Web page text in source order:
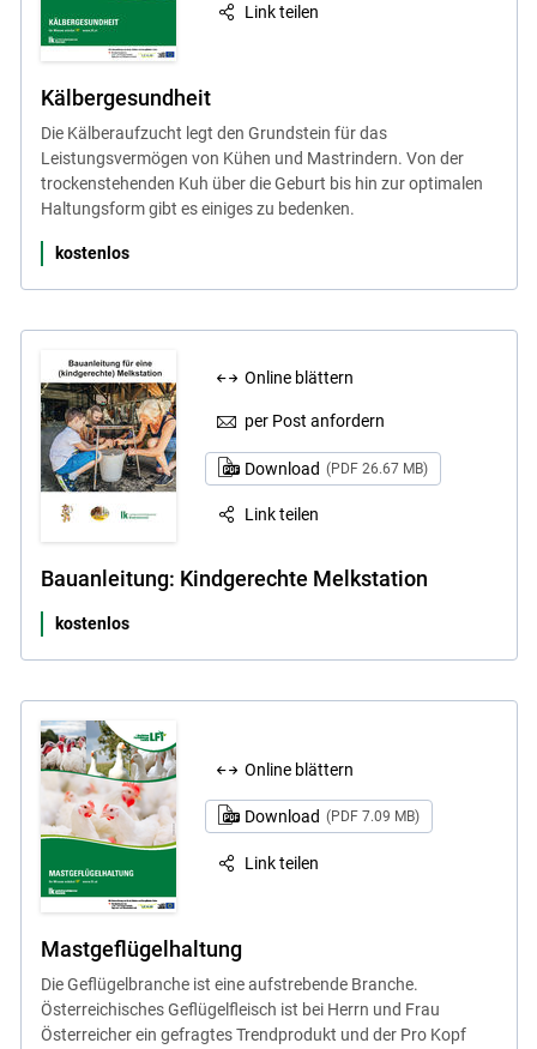
Link teilen
Kälbergesundheit
Die Kälberaufzucht legt den Grundstein für das
Leistungsvermögen von Kühen und Mastrindern. Von der
trockenstehenden Kuh über die Geburt bis hin zur optimalen
Haltungsform gibt es einiges zu bedenken.
kostenlos
Online blättern
per Post anfordern
Download (PDF 26.67 MB)
Link teilen
Bauanleitung: Kindgerechte Melkstation
kostenlos
Online blättern
Download (PDF 7.09 MB)
Link teilen
Mastgeflügelhaltung
Die Geflügelbranche ist eine aufstrebende Branche.
Österreichisches Geflügelfleisch ist bei Herrn und Frau
Österreicher ein gefragtes Trendprodukt und der Pro Kopf